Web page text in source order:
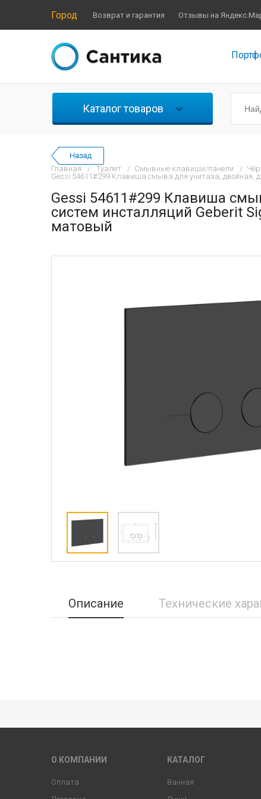
Город Возврат и гарантия Отзывы на
Каталог товаров
Главная / Туалет / Смывные клавиши/панели /
Gessi 54611#299 Клавиша смыва для унитаза, двойная,
Gessi 54611#299 Клавиша
систем инсталляций Geberit
матовый
Описание Технические
О КОМПАНИИ
Оплата
КАТАЛОГ
Ванная